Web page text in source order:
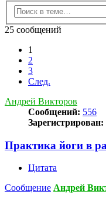
25 сообщений
1
2
3
След.
Андрей Викторов
Сообщений: 556
Зарегистрирован:
Практика йоги в
Цитата
Сообщение Андрей